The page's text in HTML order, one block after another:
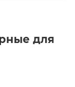
для